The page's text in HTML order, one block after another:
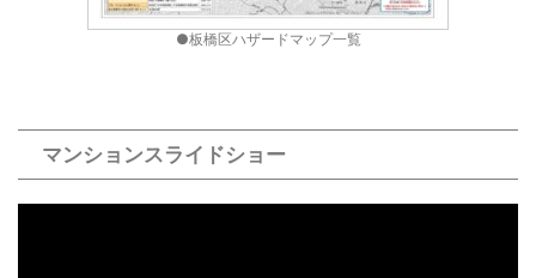
●板橋区ハザードマップ一覧
マンションスライドショー